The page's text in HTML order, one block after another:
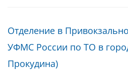
Отделение в
УФМС России по ТО в
Прокудина)